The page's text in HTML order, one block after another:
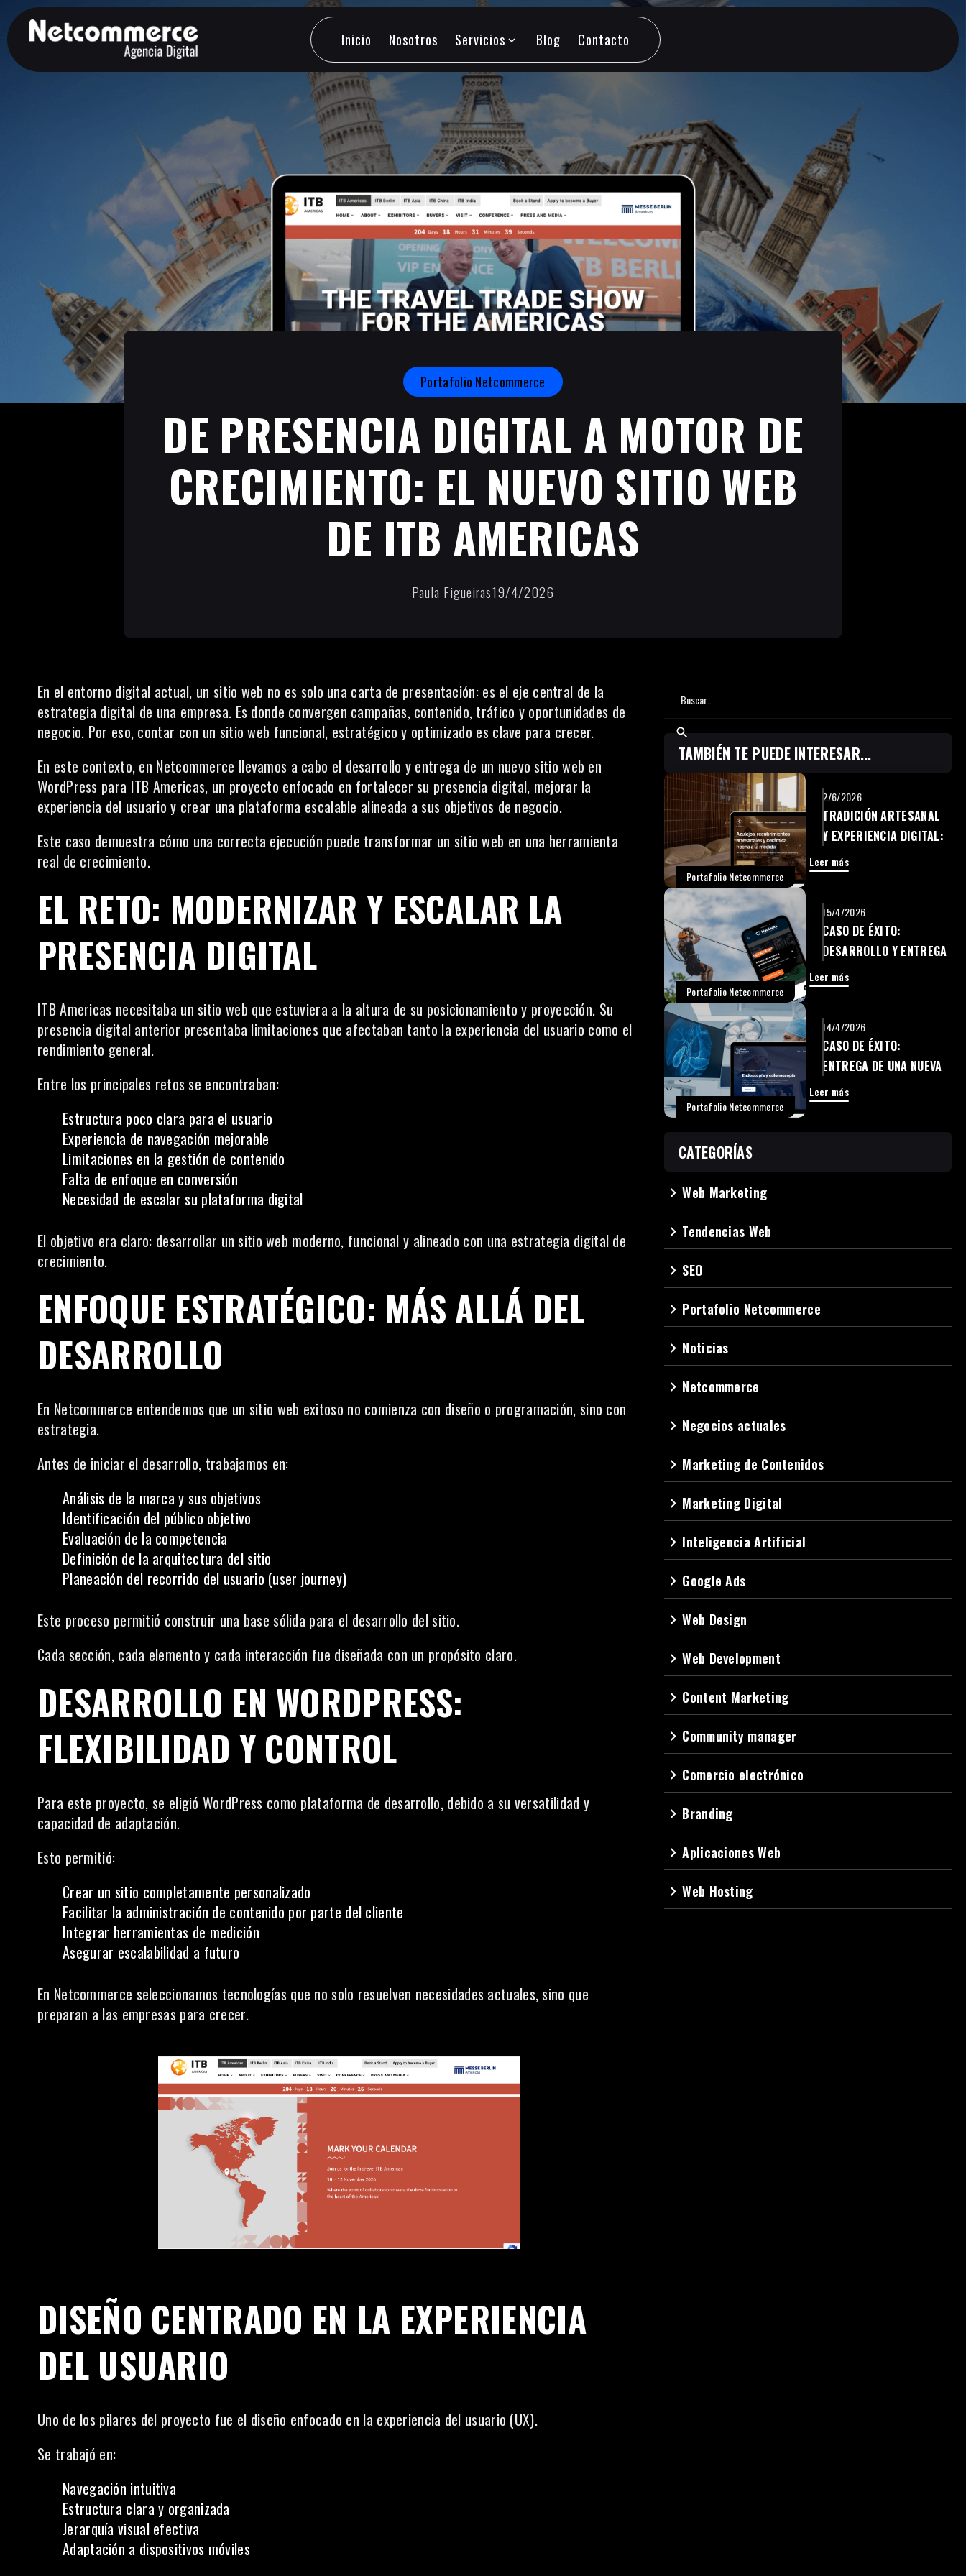
Inicio
Nosotros
Servicios expand_more
Blog
Contacto
Portafolio Netcommerce
DE PRESENCIA DIGITAL A MOTOR DE
CRECIMIENTO: EL NUEVO SITIO WEB
DE ITB AMERICAS
Paula Figueiras19/4/2026
En el entorno digital actual, un sitio web no es solo una carta de presentación: es el eje central de la
estrategia digital de una empresa. Es donde convergen campañas, contenido, tráfico y oportunidades de
negocio. Por eso, contar con un sitio web funcional, estratégico y optimizado es clave para crecer.
En este contexto, en Netcommerce llevamos a cabo el desarrollo y entrega de un nuevo sitio web en
WordPress para ITB Americas, un proyecto enfocado en fortalecer su presencia digital, mejorar la
experiencia del usuario y crear una plataforma escalable alineada a sus objetivos de negocio.
Este caso demuestra cómo una correcta ejecución puede transformar un sitio web en una herramienta
real de crecimiento.
EL RETO: MODERNIZAR Y ESCALAR LA
PRESENCIA DIGITAL
ITB Americas necesitaba un sitio web que estuviera a la altura de su posicionamiento y proyección. Su
presencia digital anterior presentaba limitaciones que afectaban tanto la experiencia del usuario como el
rendimiento general.
Entre los principales retos se encontraban:
Estructura poco clara para el usuario
Experiencia de navegación mejorable
Limitaciones en la gestión de contenido
Falta de enfoque en conversión
Necesidad de escalar su plataforma digital
El objetivo era claro: desarrollar un sitio web moderno, funcional y alineado con una estrategia digital de
crecimiento.
ENFOQUE ESTRATÉGICO: MÁS ALLÁ DEL
DESARROLLO
En Netcommerce entendemos que un sitio web exitoso no comienza con diseño o programación, sino con
estrategia.
Antes de iniciar el desarrollo, trabajamos en:
Análisis de la marca y sus objetivos
Identificación del público objetivo
Evaluación de la competencia
Definición de la arquitectura del sitio
Planeación del recorrido del usuario (user journey)
Este proceso permitió construir una base sólida para el desarrollo del sitio.
Cada sección, cada elemento y cada interacción fue diseñada con un propósito claro.
DESARROLLO EN WORDPRESS:
FLEXIBILIDAD Y CONTROL
Para este proyecto, se eligió WordPress como plataforma de desarrollo, debido a su versatilidad y
capacidad de adaptación.
Esto permitió:
Crear un sitio completamente personalizado
Facilitar la administración de contenido por parte del cliente
Integrar herramientas de medición
Asegurar escalabilidad a futuro
En Netcommerce seleccionamos tecnologías que no solo resuelven necesidades actuales, sino que
preparan a las empresas para crecer.
DISEÑO CENTRADO EN LA EXPERIENCIA
DEL USUARIO
Uno de los pilares del proyecto fue el diseño enfocado en la experiencia del usuario (UX).
Se trabajó en:
Navegación intuitiva
Estructura clara y organizada
Jerarquía visual efectiva
Adaptación a dispositivos móviles
TAMBIÉN TE PUEDE INTERESAR...
Portafolio Netcommerce
2/6/2026
TRADICIÓN ARTESANAL
Y EXPERIENCIA DIGITAL:
LA ENTREGA DEL NUEVO
SITIO WEB DE CERÁMICA
Leer más
Portafolio Netcommerce
15/4/2026
CASO DE ÉXITO:
DESARROLLO Y ENTREGA
DE UNA LANDING PAGE
EN WORDPRESS PARA
Leer más
Portafolio Netcommerce
14/4/2026
CASO DE ÉXITO:
ENTREGA DE UNA NUEVA
LANDING PAGE EN
WORDPRESS PARA
Leer más
CATEGORÍAS
navigate_nextWeb Marketing
navigate_next Tendencias Web
navigate_next SEO
navigate_next Portafolio Netcommerce
navigate_next Noticias
navigate_next Netcommerce
navigate_next Negocios actuales
navigate_next Marketing de Contenidos
navigate_next Marketing Digital
navigate_next Inteligencia Artificial
navigate_next Google Ads
navigate_nextWeb Design
navigate_nextWeb Development
navigate_next Content Marketing
navigate_next Community manager
navigate_next Comercio electrónico
navigate_next Branding
navigate_nextAplicaciones Web
navigate_nextWeb Hosting